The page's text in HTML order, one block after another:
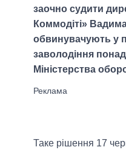
заочно судити
Коммодіті»
обвинувачують у
заволодіння
Міністерства
Таке рішення 17